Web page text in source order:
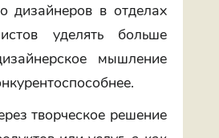
дизайнеров в отделах
уделять больше
мышление
творческое решение